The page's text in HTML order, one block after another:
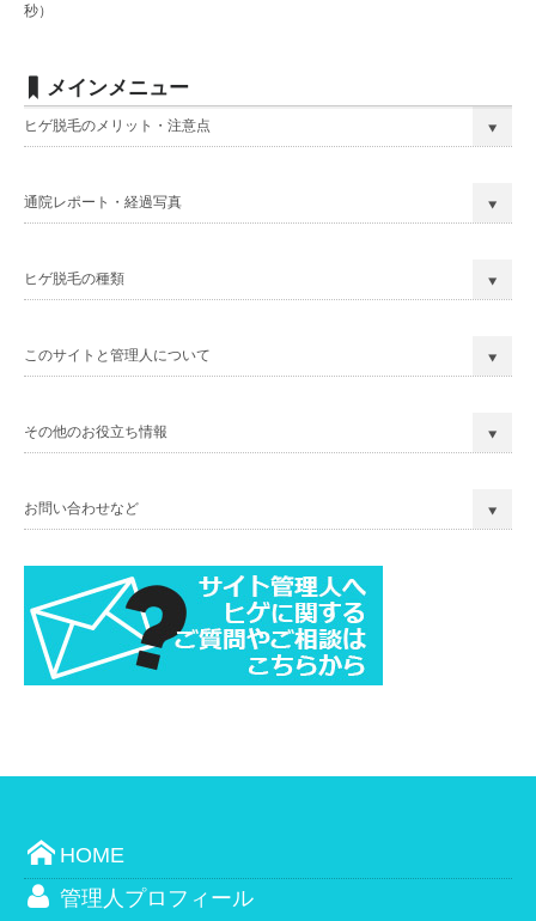
秒）
メインメニュー
ヒゲ脱毛のメリット・注意点
通院レポート・経過写真
ヒゲ脱毛の種類
このサイトと管理人について
その他のお役立ち情報
お問い合わせなど
HOME
管理人プロフィール